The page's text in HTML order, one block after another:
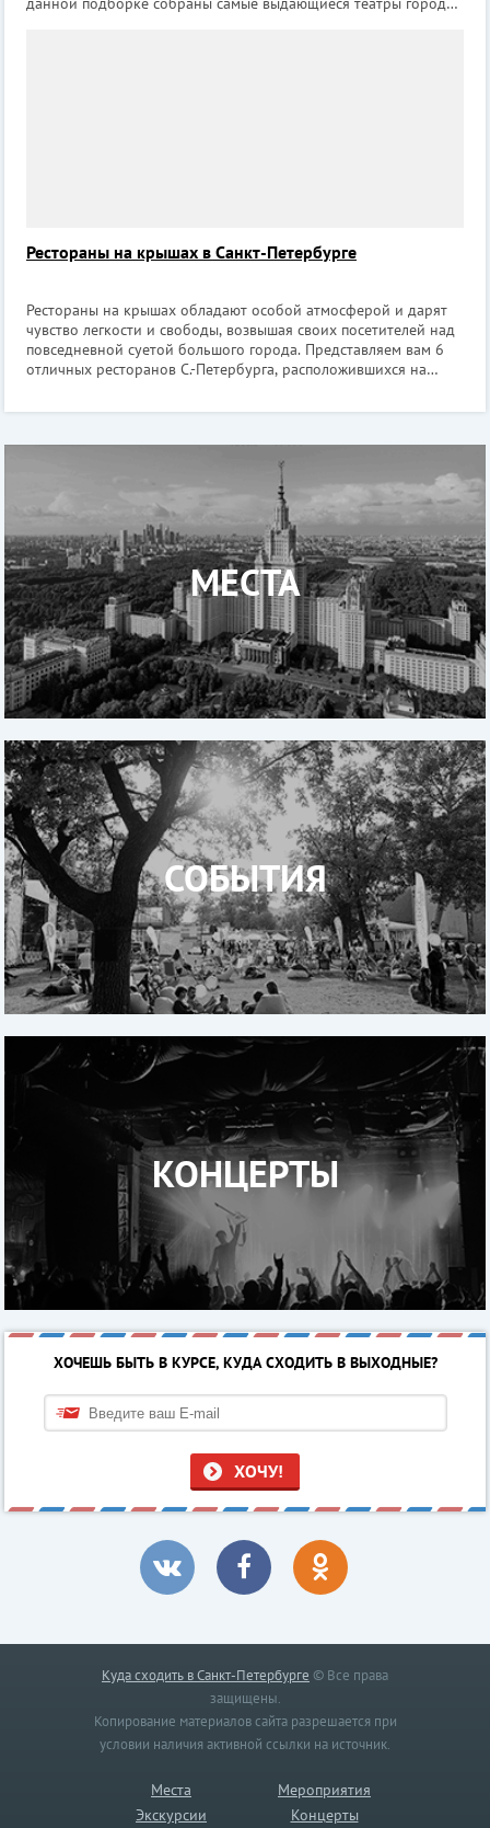
Рестораны на крышах в Санкт-Петербурге
Рестораны на крышах обладают особой атмосферой и дарят
чувство легкости и свободы, возвышая своих посетителей над
повседневной суетой большого города. Представляем вам 6
отличных ресторанов С.-Петербурга, расположившихся на
отеле Hotel
МЕСТА
СОБЫТИЯ
КОНЦЕРТЫ
ХОЧЕШЬ БЫТЬ В КУРСЕ, КУДА СХОДИТЬ В ВЫХОДНЫЕ?
ХОЧУ!
Куда сходить в Санкт-Петербурге © Все права
защищены.
Копирование материалов сайта разрешается при
условии наличия активной ссылки на источник.
Места
Мероприятия
Экскурсии
Концерты